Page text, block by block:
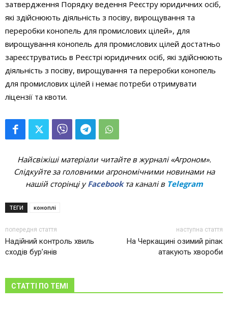
затвердження Порядку ведення Реєстру юридичних осіб,
які здійснюють діяльність з посіву, вирощування та
переробки конопель для промислових цілей», для
вирощування конопель для промислових цілей достатньо
зареєструватись в Реєстрі юридичних осіб, які здійснюють
діяльність з посіву, вирощування та переробки конопель
для промислових цілей і немає потреби отримувати
ліцензії та квоти.
Найсвіжіші матеріали читайте в журналі «Агроном».
Слідкуйте за головними агрономічними новинами на
нашій сторінці уFacebookта каналі в Telegram
ТЕГИ коноплі
попередня стаття
Надійний контроль хвиль
сходів бур’янів
наступна стаття
На Черкащині озимий ріпак
атакують хвороби
СТАТТІ ПО ТЕМІ